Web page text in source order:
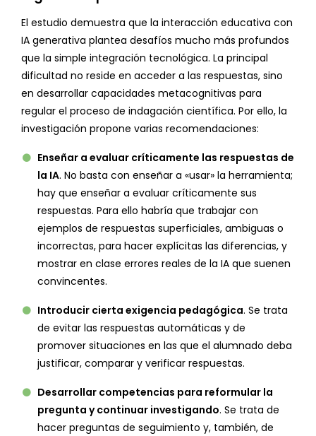
El estudio demuestra que la interacción educativa con
IA generativa plantea desafíos mucho más profundos
que la simple integración tecnológica. La principal
dificultad no reside en acceder a las respuestas, sino
en desarrollar capacidades metacognitivas para
regular el proceso de indagación científica. Por ello, la
investigación propone varias recomendaciones:
Enseñar a evaluar críticamente las respuestas de
la IA. No basta con enseñar a «usar» la herramienta;
hay que enseñar a evaluar críticamente sus
respuestas. Para ello habría que trabajar con
ejemplos de respuestas superficiales, ambiguas o
incorrectas, para hacer explícitas las diferencias, y
mostrar en clase errores reales de la IA que suenen
convincentes.
Introducir cierta exigencia pedagógica. Se trata
de evitar las respuestas automáticas y de
promover situaciones en las que el alumnado deba
justificar, comparar y verificar respuestas.
Desarrollar competencias para reformular la
pregunta y continuar investigando. Se trata de
hacer preguntas de seguimiento y, también, de